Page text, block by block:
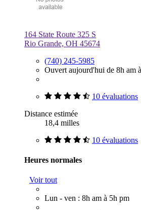
164 State Route 325 S
Rio Grande, OH 45674
(740) 245-5985
Ouvert aujourd'hui de 8h am
10 évaluations
Distance estimée
18,4 milles
10 évaluations
Heures normales
Voir tout
Lun - ven : 8h am à 5h pm